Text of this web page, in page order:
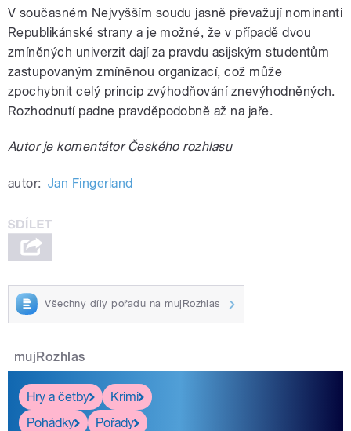
V současném Nejvyšším soudu jasně převažují nominanti
Republikánské strany a je možné, že v případě dvou
zmíněných univerzit dají za pravdu asijským studentům
zastupovaným zmíněnou organizací, což může
zpochybnit celý princip zvýhodňování znevýhodněných.
Rozhodnutí padne pravděpodobně až na jaře.
Autor je komentátor Českého rozhlasu
autor: Jan Fingerland
Všechny díly pořadu na mujRozhlas
mujRozhlas
Hry a četby
Krimi
Pohádky
Pořady